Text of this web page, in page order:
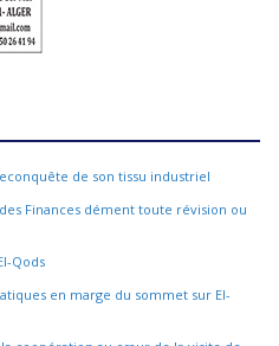
de son tissu industriel
Finances dément toute révision ou
Qods
en marge du sommet sur El-